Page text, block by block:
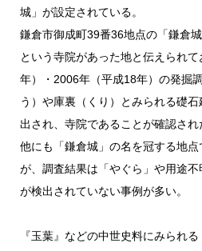
城」が設定されている。
鎌倉市御成町39番36地点の「鎌倉
という寺院があった地と伝えられ
年）・2006年（平成18年）の発掘
う）や庫裏（くり）とみられる礎
出され、寺院であることが確認され
他にも「鎌倉城」の名を冠する地
が、調査結果は「やぐら」や用途
が検出されていない事例が多い。
『玉葉』などの中世史料にみられ